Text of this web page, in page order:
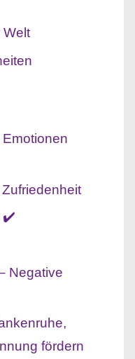
Welt
✔️
Negative
fördern